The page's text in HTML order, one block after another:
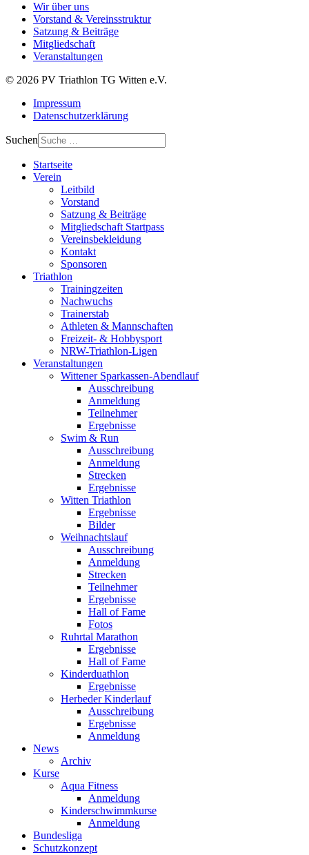
Wir über uns
Vorstand & Vereinsstruktur
Satzung & Beiträge
Mitgliedschaft
Veranstaltungen
© 2026 PV Triathlon TG Witten e.V.
Impressum
Datenschutzerklärung
Suchen
Startseite
Verein
Leitbild
Vorstand
Satzung & Beiträge
Mitgliedschaft Startpass
Vereinsbekleidung
Kontakt
Sponsoren
Triathlon
Trainingzeiten
Nachwuchs
Trainerstab
Athleten & Mannschaften
Freizeit- & Hobbysport
NRW-Triathlon-Ligen
Veranstaltungen
Wittener Sparkassen-Abendlauf
Ausschreibung
Anmeldung
Teilnehmer
Ergebnisse
Swim & Run
Ausschreibung
Anmeldung
Strecken
Ergebnisse
Witten Triathlon
Ergebnisse
Bilder
Weihnachtslauf
Ausschreibung
Anmeldung
Strecken
Teilnehmer
Ergebnisse
Hall of Fame
Fotos
Ruhrtal Marathon
Ergebnisse
Hall of Fame
Kinderduathlon
Ergebnisse
Herbeder Kinderlauf
Ausschreibung
Ergebnisse
Anmeldung
News
Archiv
Kurse
Aqua Fitness
Anmeldung
Kinderschwimmkurse
Anmeldung
Bundesliga
Schutzkonzept